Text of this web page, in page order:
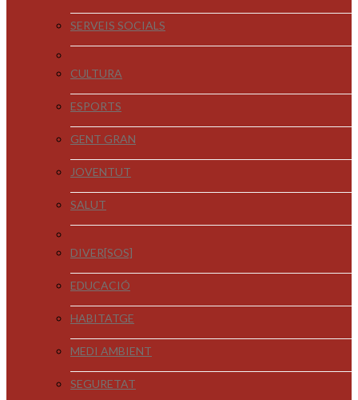
SERVEIS SOCIALS
CULTURA
ESPORTS
GENT GRAN
JOVENTUT
SALUT
DIVER[SOS]
EDUCACIÓ
HABITATGE
MEDI AMBIENT
SEGURETAT